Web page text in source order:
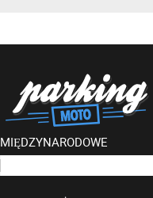
MIĘDZYNARODOWE